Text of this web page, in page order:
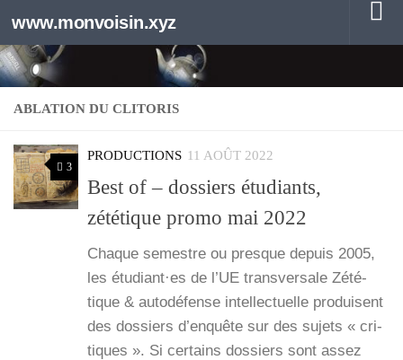
Au dessous du contenu
www.monvoisin.xyz
ABLATION DU CLITORIS
3
PRODUCTIONS 11 AOÛT 2022
Best of – dossiers étudiants,
zététique promo mai 2022
Chaque semestre ou presque depuis 2005,
les étudiant·es de l’UE trans­ver­sale Zété­
tique & auto­dé­fense intel­lec­tuelle pro­duisent
des dos­siers d’enquête sur des sujets « cri­
tiques ». Si cer­tains dos­siers sont assez